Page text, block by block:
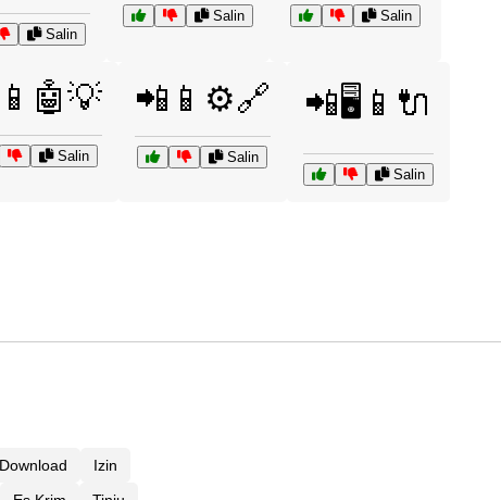
Salin
Salin Salin
Salin
📲📱⚙️🔗
Salin
📲🖥️📱🔌
Salin
Izin